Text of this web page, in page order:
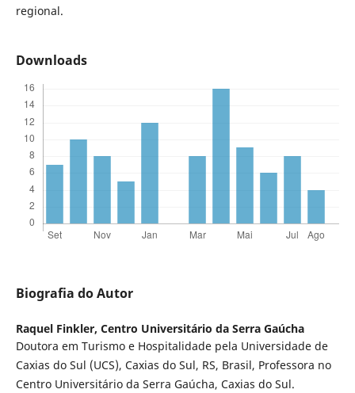
regional.
Downloads
Biografia do Autor
Raquel Finkler, Centro Universitário da Serra Gaúcha
Doutora em Turismo e Hospitalidade pela Universidade de
Caxias do Sul (UCS), Caxias do Sul, RS, Brasil, Professora no
Centro Universitário da Serra Gaúcha, Caxias do Sul.